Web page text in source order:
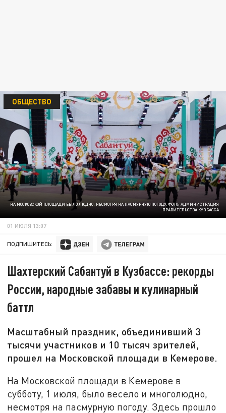
НА МОСКОВСКОЙ ПЛОЩАДИ БЫЛО ЛЮДНО, НЕСМОТРЯ НА ПАСМУРНУЮ ПОГОДУ. ФОТО: АДМИНИСТРАЦИЯ
ПРАВИТЕЛЬСТВА КУЗБАССА
ОБЩЕСТВО
01 ИЮЛЯ 13:07
ПОДПИШИТЕСЬ:
Шахтерский Сабантуй в Кузбассе: рекорды
России, народные забавы и кулинарный
баттл
Масштабный праздник, объединивший 3
тысячи участников и 10 тысяч зрителей,
прошел на Московской площади в Кемерове.
На Московской площади в Кемерове в
субботу, 1 июля, было весело и многолюдно,
несмотря на пасмурную погоду. Здесь прошло